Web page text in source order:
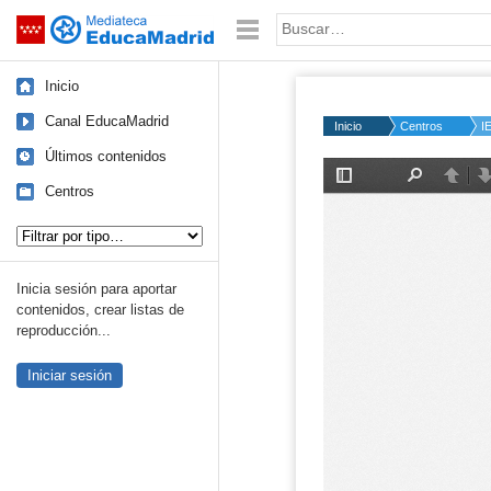
Saltar navegación Palabra o frase:
Inicio
Canal EducaMadrid
Últimos contenidos
Centros
Inicia sesión para aportar
contenidos, crear listas de
reproducción...
Iniciar sesión
Inicio Centros